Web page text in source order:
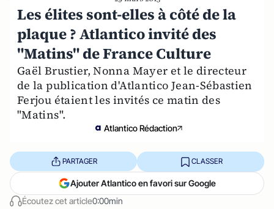
Les élites sont-elles à côté de la
plaque ? Atlantico invité des
"Matins" de France Culture
Gaël Brustier, Nonna Mayer et le directeur
de la publication d'Atlantico Jean-Sébastien
Ferjou étaient les invités ce matin des
"Matins".
Atlantico Rédaction
Écoutez cet article0:00min
PARTAGER CLASSER
Ajouter Atlantico en favori sur Google